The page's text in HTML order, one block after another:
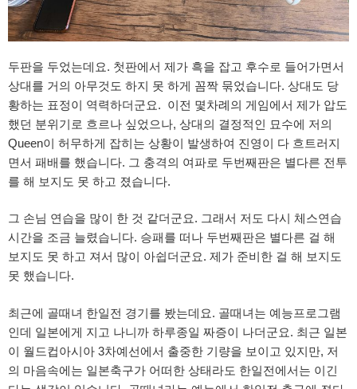
두판을 두었는데요. 첫판에서 제가 흑을 잡고 후수로 들어가면서
상대를 거의 아무것도 하지 못 하게 꼼짝 묶었습니다. 상대도 당
황하는 표정이 역력하더군요. 이전 몇차례의 게임에서 제가 압도
했던 분위기로 흐르나 싶었으나, 상대의 결정적인 묘수에 저의
Queen이 허무하게 잡히는 상황이 발생하여 진영이 다 흐트러지
면서 패배를 했습니다. 그 충격의 여파로 두번째판은 별다른 전투
를 해 보지도 못 하고 졌습니다.
그 손님 연습을 많이 한 것 같더군요. 그래서 저도 다시 체스연습
시간을 조금 늘렸습니다. 승패를 떠나 두번째판은 별다른 걸 해
보지도 못 하고 져서 많이 아쉽더군요. 제가 준비한 걸 해 보지도
못 했습니다.
최근에 골때녀 한일전 경기를 봤는데요. 골때녀는 예능프로그램
인데 일본에게 지고 나니까 하루종일 짜증이 나더군요. 최근 일본
이 월드컵아시아 3차예선에서 출중한 기량을 보이고 있지만, 저
의 마음속에는 일본축구가 어떠한 상태라도 한일전에서는 이긴